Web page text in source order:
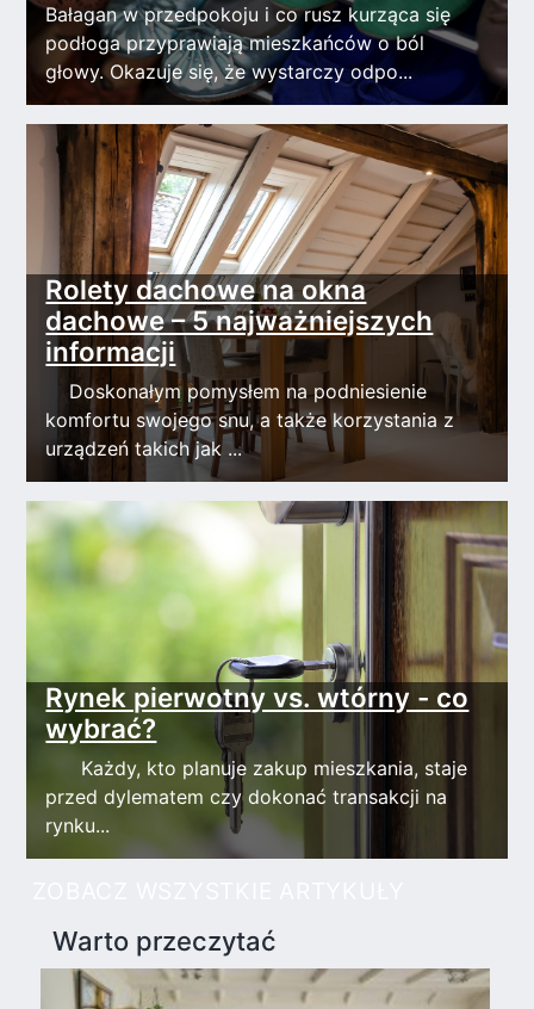
Bałagan w przedpokoju i co rusz kurząca się
podłoga przyprawiają mieszkańców o ból
głowy. Okazuje się, że wystarczy odpo...
Rolety dachowe na okna
dachowe – 5 najważniejszych
informacji
Doskonałym pomysłem na podniesienie
komfortu swojego snu, a także korzystania z
urządzeń takich jak ...
Rynek pierwotny vs. wtórny - co
wybrać?
Każdy, kto planuje zakup mieszkania, staje
przed dylematem czy dokonać transakcji na
rynku...
Warto przeczytać